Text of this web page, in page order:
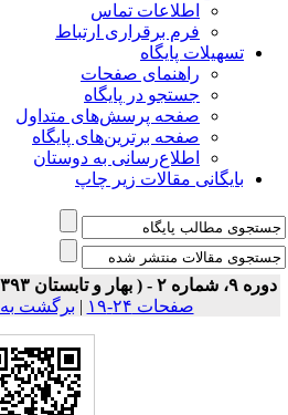
اطلاعات تماس
فرم برقراری ارتباط
تسهیلات پایگاه
راهنمای صفحات
جستجو در پایگاه
صفحه پرسش‌های متداول
صفحه برترین‌های پایگاه
اطلاع‌رسانی به دوستان
بایگانی مقالات زیر چاپ
۹، شماره ۲ - ( بهار و تابستان ۱۳۹۳ )
صفحات ۲۴-۱۹
| برگشت به